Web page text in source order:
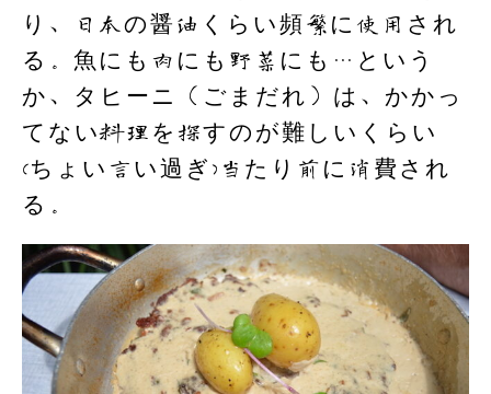
り、日本の醤油くらい頻繁に使用され
る。魚にも肉にも野菜にも…という
か、タヒーニ（ごまだれ）は、かかっ
てない料理を探すのが難しいくらい
(ちょい言い過ぎ)当たり前に消費され
る。